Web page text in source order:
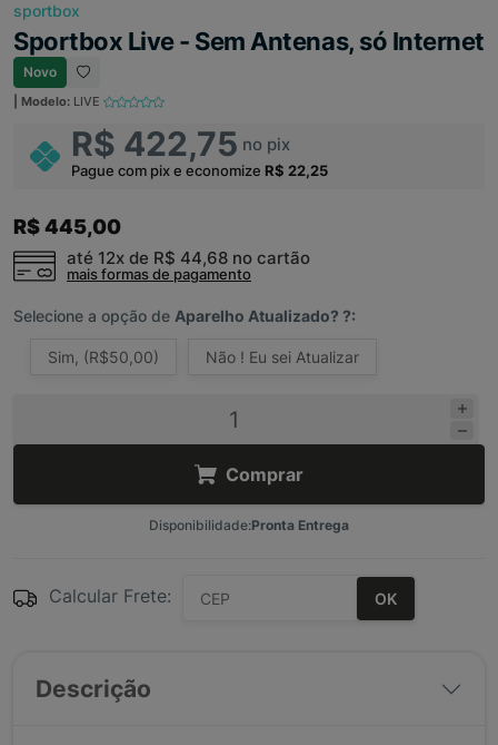
sportbox
Sportbox Live - Sem Antenas, só Internet
Novo
| Modelo: LIVE
R$ 422,75 no pix
Pague com pix e economize R$ 22,25
R$ 445,00
até 12x de R$ 44,68 no cartão
mais formas de pagamento
Selecione a opção de Aparelho Atualizado? ?:
Sim, (R$50,00) Não ! Eu sei Atualizar
Comprar
Disponibilidade:Pronta Entrega
Calcular Frete: OK
Descrição